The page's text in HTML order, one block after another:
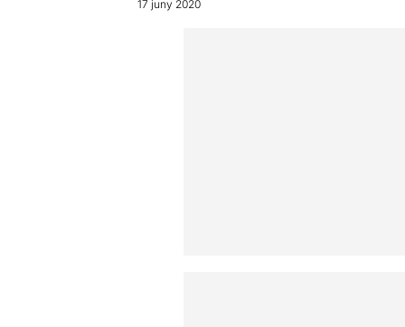
17 juny 2020